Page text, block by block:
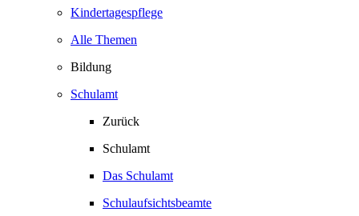
Kindertagespflege
Alle Themen
Bildung
Schulamt
Zurück
Schulamt
Das Schulamt
Schulaufsichtsbeamte